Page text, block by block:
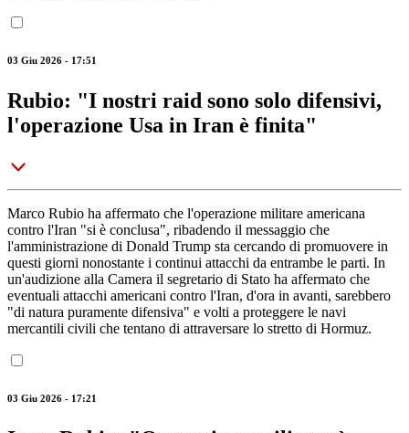
03 Giu 2026 - 17:51
Rubio: "I nostri raid sono solo difensivi,
l'operazione Usa in Iran è finita"
Marco Rubio ha affermato che l'operazione militare americana
contro l'Iran "si è conclusa", ribadendo il messaggio che
l'amministrazione di Donald Trump sta cercando di promuovere in
questi giorni nonostante i continui attacchi da entrambe le parti. In
un'audizione alla Camera il segretario di Stato ha affermato che
eventuali attacchi americani contro l'Iran, d'ora in avanti, sarebbero
"di natura puramente difensiva" e volti a proteggere le navi
mercantili civili che tentano di attraversare lo stretto di Hormuz.
03 Giu 2026 - 17:21